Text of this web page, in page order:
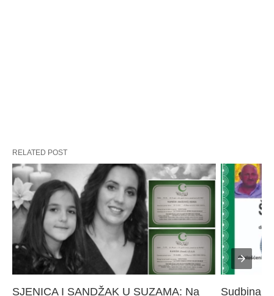
RELATED POST
SJENICA I SANDŽAK U SUZAMA: Na
Sudbina